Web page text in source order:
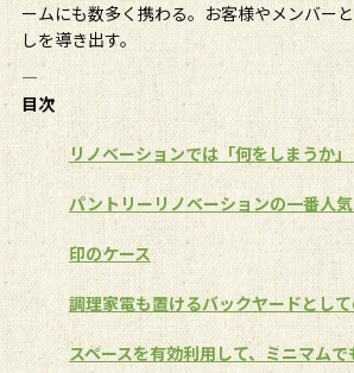
ームにも数多く携わる。お客様やメンバー
しを導き出す。
――――――――――――――――
目次
リノベーションでは「何をしまうか
パントリーリノベーションの一番人
印のケース
調理家電も置けるバックヤードとし
スペースを有効利用して、ミニマム